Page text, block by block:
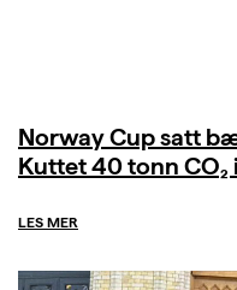
Norway Cup satt
Kuttet 40 tonn CO₂
LES MER